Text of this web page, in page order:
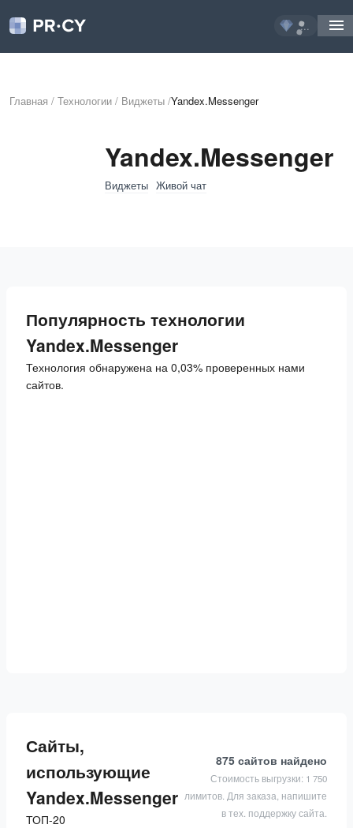
...
Главная / Технологии / Виджеты /Yandex.Messenger
Yandex.Messenger
Виджеты Живой чат
Популярность технологии
Yandex.Messenger
Технология обнаружена на 0,03% проверенных нами
сайтов.
Сайты,
использующие
Yandex.Messenger
ТОП-20
875 сайтов найдено
Стоимость выгрузки: 1 750
лимитов. Для заказа, напишите
в тех. поддержку сайта.